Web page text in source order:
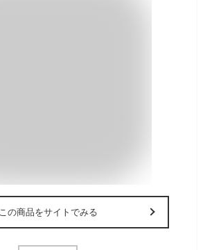
この商品をサイトでみる